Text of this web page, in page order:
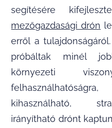
segítésére
mezőgazdasági drón
erről a
próbáltak minél
környezeti
kihasználható,
irányítható drónt